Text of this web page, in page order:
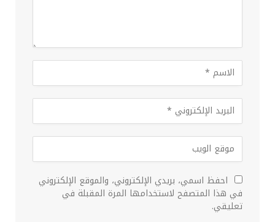
احفظ اسمي، بريدي الإلكتروني، والموقع الإلكتروني
في هذا المتصفح لاستخدامها المرة المقبلة في
تعليقي.